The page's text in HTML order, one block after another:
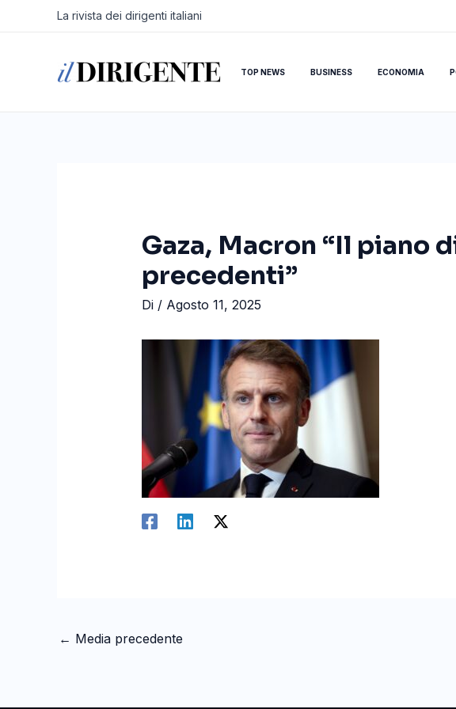
La rivista dei dirigenti italiani
TOP NEWS BUSINESS ECONOMIA
Gaza, Macron “Il piano
precedenti”
Di / Agosto 11, 2025
Navigazione
← Media precedente